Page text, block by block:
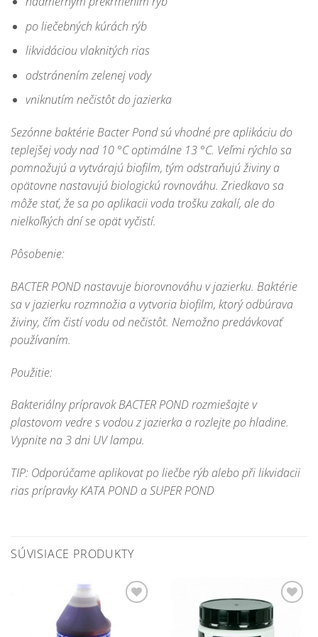
po liečebných kúrách rýb
likvidáciou vlaknitých rias
odstránením zelenej vody
vniknutím nečistôt do jazierka
Sezónne baktérie Bacter Pond sú vhodné pre aplikáciu do
teplejšej vody nad 10 °C optimálne 13 °C. Veľmi rýchlo sa
pomnožujú a vytvárajú biofilm, tým odstraňujú živiny a
opätovne nastavujú biologickú rovnováhu. Zriedkavo sa
môže stať, že sa po aplikacii voda trošku zakalí, ale do
nielkoľkých dní se opät vyčistí.
Pôsobenie:
BACTER POND nastavuje biorovnováhu v jazierku. Baktérie
sa v jazierku rozmnožia a vytvoria biofilm, ktorý odbúrava
živiny, čím čistí vodu od nečistôt. Nemožno predávkovať
používaním.
Použitie:
Bakteriálny prípravokBACTER PONDrozmiešajte v
plastovom vedre s vodou z jazierka a rozlejte po hladine.
Vypnite na 3 dni UV lampu.
TIP: Odporúčame aplikovat po liečbe rýb alebo při likvidacii
rias prípravkyKATA PONDaSUPERPOND
SÚVISIACE PRODUKTY
zoznamu
obľúbených!
Pridať do
zoznamu
obľúbených!